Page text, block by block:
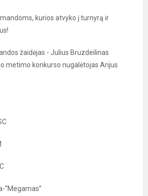
kurios atvyko į turnyrą ir
žaidėjas - Julius Bruzdeilinas
metimo konkurso nugalėtojas Arijus
“Megamas”